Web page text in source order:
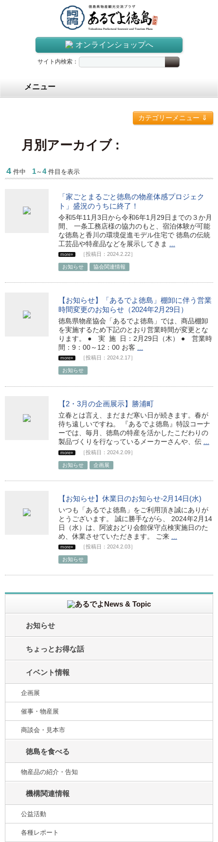
オンラインショップへ
サイト内検索：
メニュー
カテゴリーメニュー⇓
月別アーカイブ :
4 件中 1～ 4件目を表示
「家ごとまるごと徳島の物産体感プロジェク
ト」盛況のうちに終了！
令和5年11月3日から令和6年1月29日までの３か月
間、 一条工務店様の協力のもと、宿泊体験が可能
な徳島と香川の環境促進モデル住宅で 徳島の伝統
工芸品や特産品などを展示してきま
more» ［投稿日：2024.2.22］
お知らせ 協会関連情報
【お知らせ】「あるでよ徳島」棚卸に伴う営業
時間変更のお知らせ（2024年2月29日）
徳島県物産協会「あるでよ徳島」では、商品棚卸
を実施するため下記のとおり営業時間が変更とな
ります。 ● 実 施 日：2月29日（木） ● 営業時
間：9：00～12：00 お客
more» ［投稿日：2024.2.17］
お知らせ
【2・3月の企画展示】勝浦町
立春とは言え、まだまだ寒い日が続きます。春が
待ち遠しいですね。 『あるでよ徳島』特設コーナ
ーでは、毎月、徳島の特産を活かしたこだわりの
製品づくりを行なっているメーカーさんや、伝 ...
more» ［投稿日：2024.2.09］
お知らせ 企画展
【お知らせ】休業日のお知らせ-2月14日(水)
いつも「あるでよ徳島」をご利用頂き誠にありが
とうございます。 誠に勝手ながら、 2024年2月14
日（水）は、阿波おどり会館保守点検実施日のた
め、休業させていただきます。 ご来
more» ［投稿日：2024.2.03］
お知らせ
お知らせ
ちょっとお得な話
イベント情報
企画展
催事・物産展
商談会・見本市
徳島を食べる
物産品の紹介・告知
機構関連情報
公益活動
各種レポート